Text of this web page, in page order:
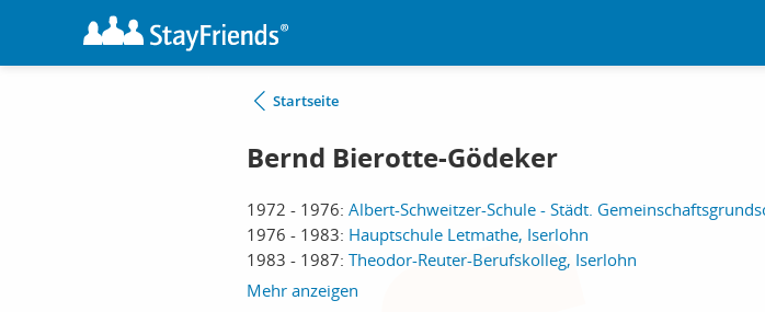
Startseite
Bernd Bierotte-Gödeker
1972 - 1976: Albert-Schweitzer-Schule - Städt.
1976 - 1983: Hauptschule Letmathe, Iserlohn
1983 - 1987: Theodor-Reuter-Berufskolleg, Iserlohn
Mehr anzeigen